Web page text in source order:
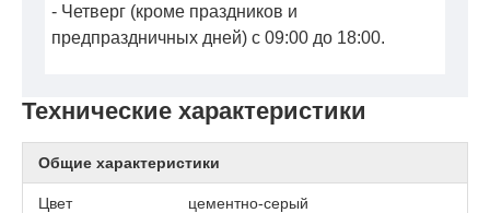
Технические характеристики
Общие характеристики
Цвет цементно-серый
- Четверг (кроме праздников и
предпраздничных дней) с 09:00 до 18:00.